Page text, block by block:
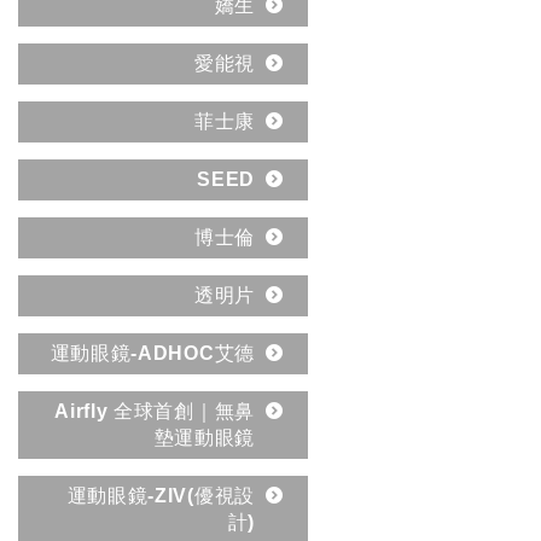
嬌生
愛能視
菲士康
SEED
博士倫
透明片
運動眼鏡-ADHOC艾德
Airfly 全球首創｜無鼻
墊運動眼鏡
運動眼鏡-ZIV(優視設
計)